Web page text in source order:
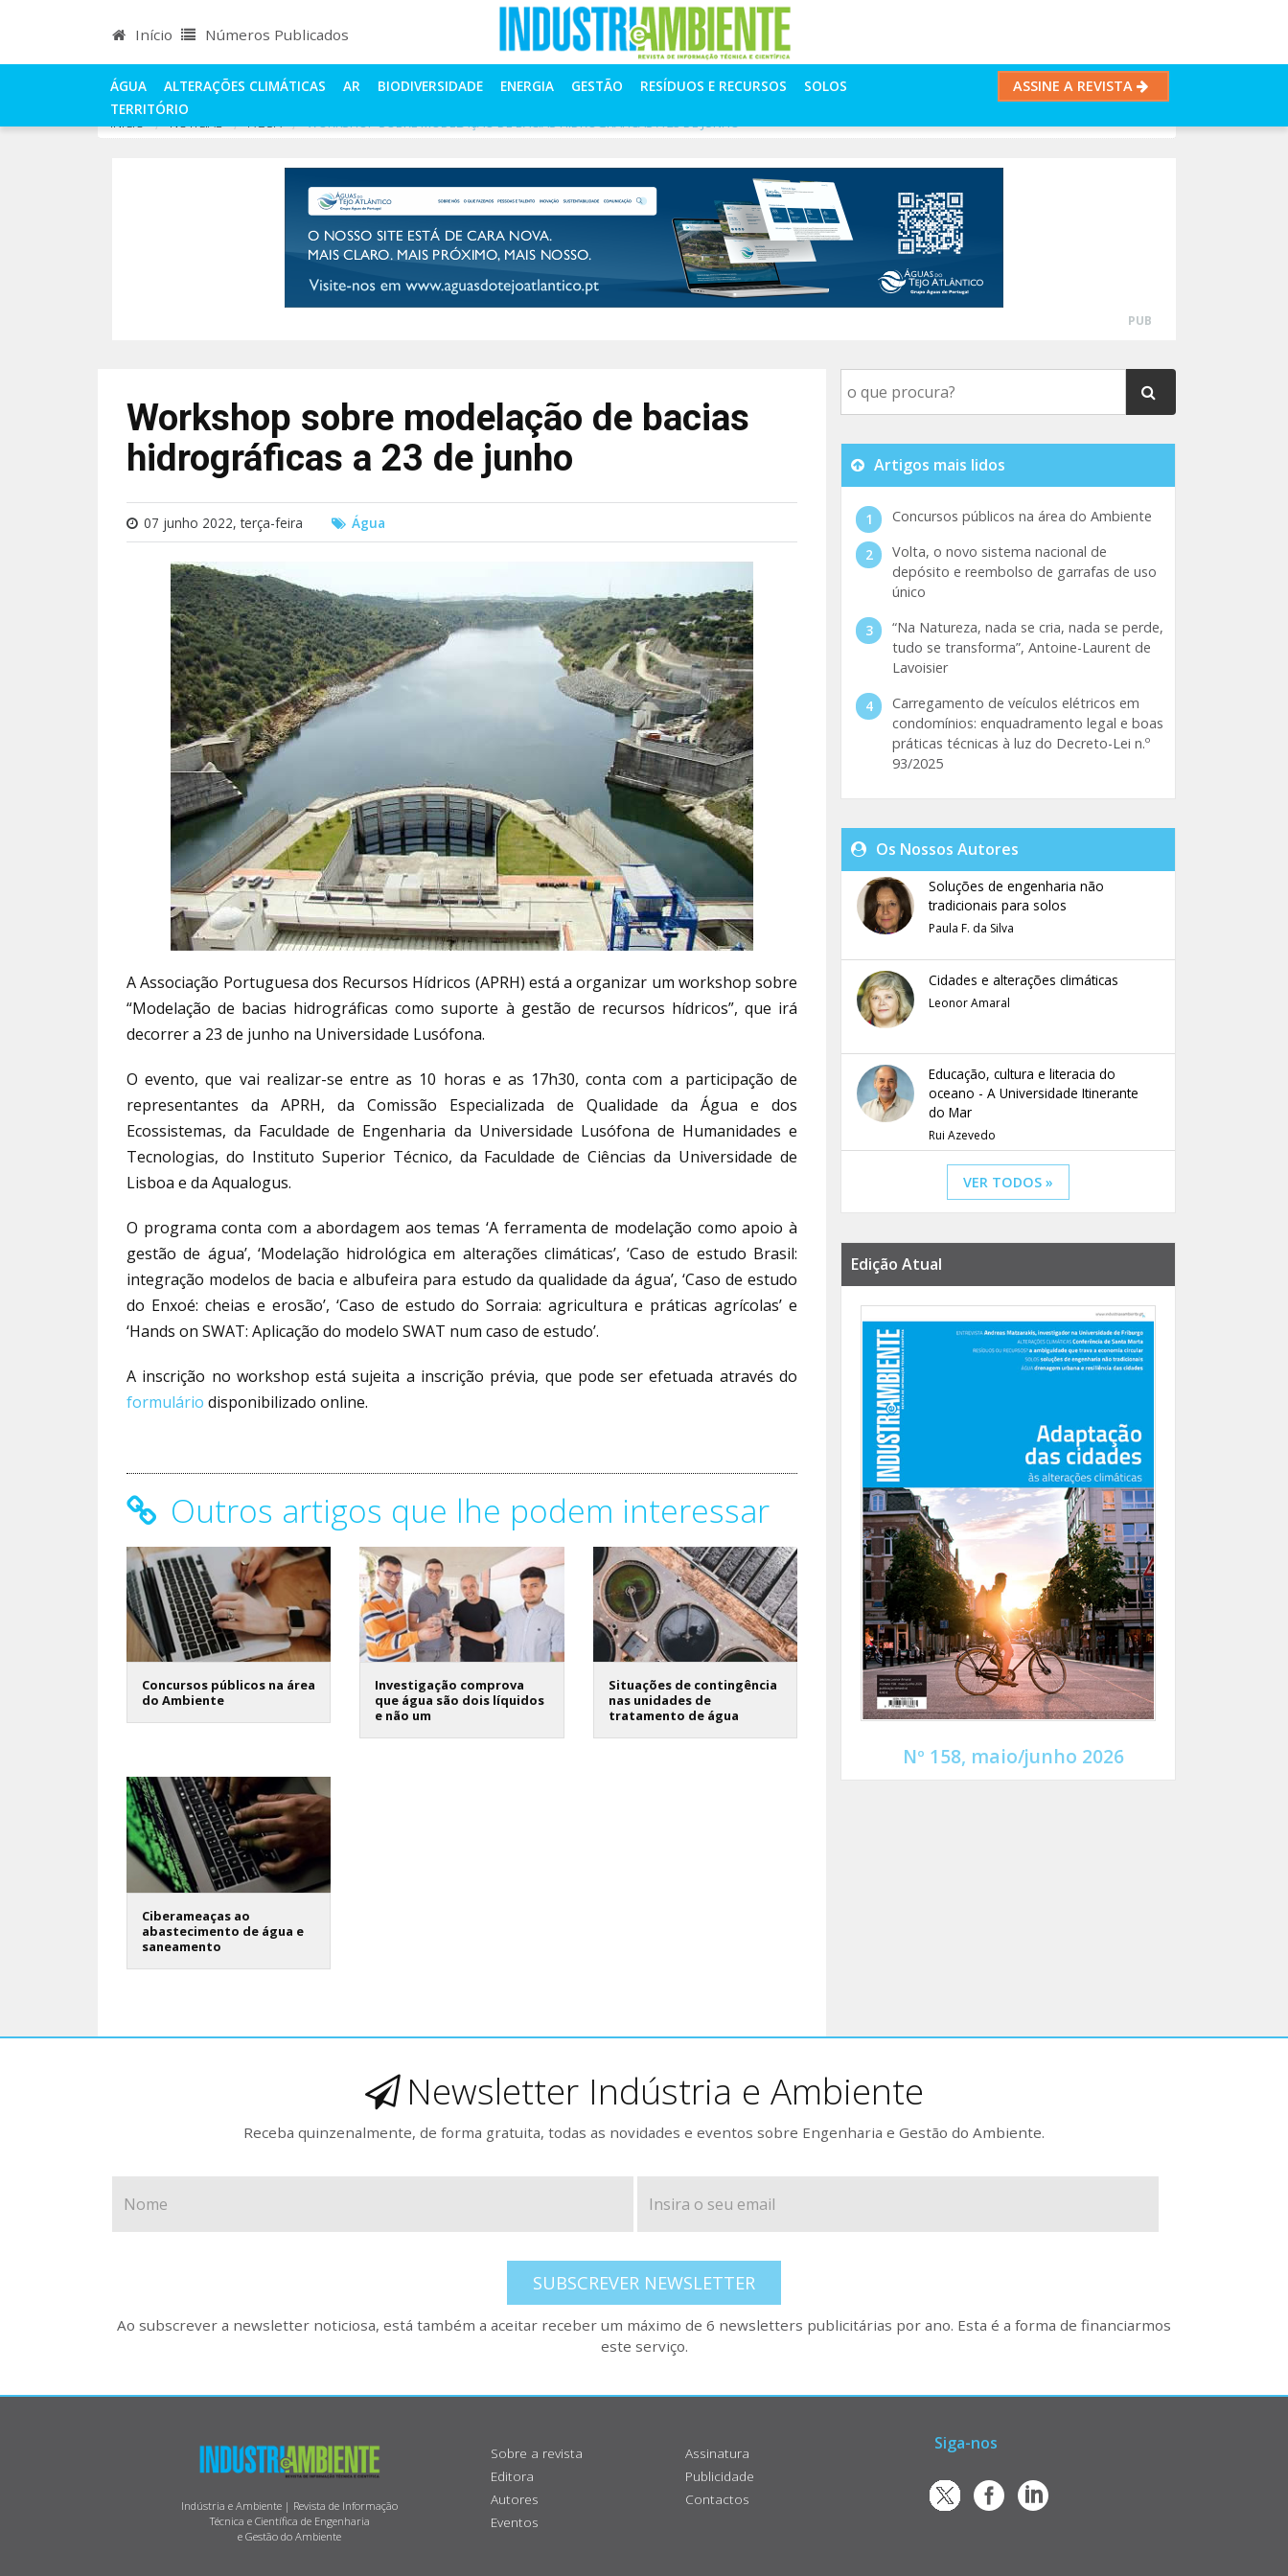
Início Números Publicados
ÁGUA ALTERAÇÕES CLIMÁTICAS AR BIODIVERSIDADE ENERGIA GESTÃO RESÍDUOS E RECURSOS
SOLOS
TERRITÓRIO
ASSINE A REVISTA
INÍCIO NOTÍCIAS ÁGUA WORKSHOP SOBRE MODELAÇÃO DE BACIAS HIDROGRÁFICAS A 23 DE JUNHO
PUB
Workshop sobre modelação de bacias
hidrográficas a 23 de junho
07 junho 2022, terça-feira Água
A Associação Portuguesa dos Recursos Hídricos (APRH) está a organizar um workshop sobre
“Modelação de bacias hidrográficas como suporte à gestão de recursos hídricos”, que irá
decorrer a 23 de junho na Universidade Lusófona.
O evento, que vai realizar-se entre as 10 horas e as 17h30, conta com a participação de
representantes da APRH, da Comissão Especializada de Qualidade da Água e dos
Ecossistemas, da Faculdade de Engenharia da Universidade Lusófona de Humanidades e
Tecnologias, do Instituto Superior Técnico, da Faculdade de Ciências da Universidade de
Lisboa e da Aqualogus.
O programa conta com a abordagem aos temas ‘A ferramenta de modelação como apoio à
gestão de água’, ‘Modelação hidrológica em alterações climáticas’, ‘Caso de estudo Brasil:
integração modelos de bacia e albufeira para estudo da qualidade da água’, ‘Caso de estudo
do Enxoé: cheias e erosão’, ‘Caso de estudo do Sorraia: agricultura e práticas agrícolas’ e
‘Hands on SWAT: Aplicação do modelo SWAT num caso de estudo’.
A inscrição no workshop está sujeita a inscrição prévia, que pode ser efetuada através do
formulário disponibilizado online.
Outros artigos que lhe podem interessar
Concursos públicos na área
do Ambiente
Investigação comprova
que água são dois líquidos
e não um
Situações de contingência
nas unidades de
tratamento de água
Ciberameaças ao
abastecimento de água e
saneamento
Artigos mais lidos
Concursos públicos na área do Ambiente
Volta, o novo sistema nacional de
depósito e reembolso de garrafas de uso
único
“Na Natureza, nada se cria, nada se perde,
tudo se transforma”, Antoine-Laurent de
Lavoisier
Carregamento de veículos elétricos em
condomínios: enquadramento legal e boas
práticas técnicas à luz do Decreto-Lei n.º
93/2025
Os Nossos Autores
Soluções de engenharia não
tradicionais para solos
Paula F. da Silva
Cidades e alterações climáticas
Leonor Amaral
Educação, cultura e literacia do
oceano - A Universidade Itinerante
do Mar
Rui Azevedo
VER TODOS »
Edição Atual
Nº 158, maio/junho 2026
Newsletter Indústria e Ambiente
Receba quinzenalmente, de forma gratuita, todas as novidades e eventos sobre Engenharia e Gestão do Ambiente.
SUBSCREVER NEWSLETTER
Ao subscrever a newsletter noticiosa, está também a aceitar receber um máximo de 6 newsletters publicitárias por ano. Esta é a forma de financiarmos
este serviço.
Indústria e Ambiente | Revista de Informação
Técnica e Científica de Engenharia
e Gestão do Ambiente
Sobre a revista
Editora
Autores
Eventos
Assinatura
Publicidade
Contactos
Siga-nos